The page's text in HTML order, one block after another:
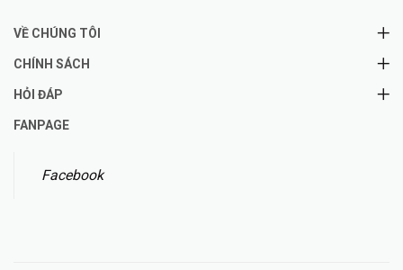
VỀ CHÚNG TÔI
CHÍNH SÁCH
HỎI ĐÁP
FANPAGE
Facebook